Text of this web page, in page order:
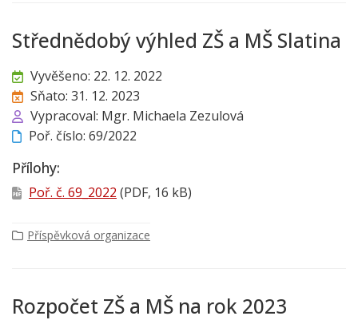
Střednědobý výhled ZŠ a MŠ Slatina
Vyvěšeno: 22. 12. 2022
Sňato: 31. 12. 2023
Vypracoval: Mgr. Michaela Zezulová
Poř. číslo: 69/2022
Přílohy:
Poř. č. 69_2022 (PDF, 16 kB)
Příspěvková organizace
Rozpočet ZŠ a MŠ na rok 2023